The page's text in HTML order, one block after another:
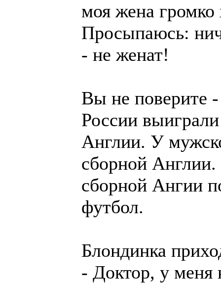
моя жена громко
Просыпаюсь:
- не женат!
Вы не поверите -
России
Англии. У
сборной
сборной Ангии
футбол.
Блондинка
- Доктор, у меня